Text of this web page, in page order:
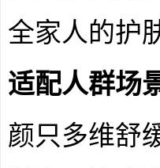
全家人的护
适配人群场
颜只多维舒